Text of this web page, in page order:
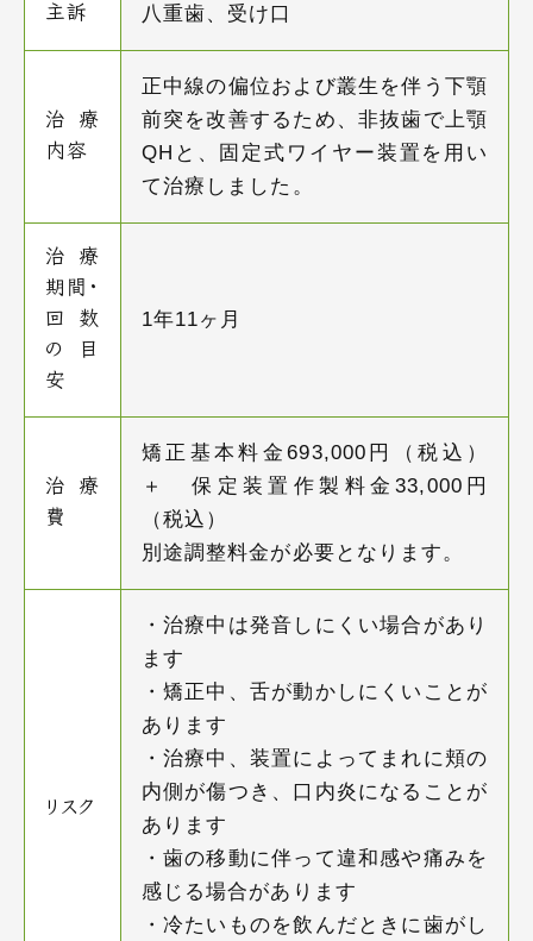
主訴 八重歯、受け口
治療
内容
正中線の偏位および叢生を伴う下顎
前突を改善するため、非抜歯で上顎
QHと、固定式ワイヤー装置を用い
て治療しました。
治療
期間・
回数
の目
安
1年11ヶ月
治療
費
矯正基本料金693,000円（税込）
＋ 保定装置作製料金33,000円
（税込）
別途調整料金が必要となります。
リスク
・治療中は発音しにくい場合があり
ます
・矯正中、舌が動かしにくいことが
あります
・治療中、装置によってまれに頬の
内側が傷つき、口内炎になることが
あります
・歯の移動に伴って違和感や痛みを
感じる場合があります
・冷たいものを飲んだときに歯がし